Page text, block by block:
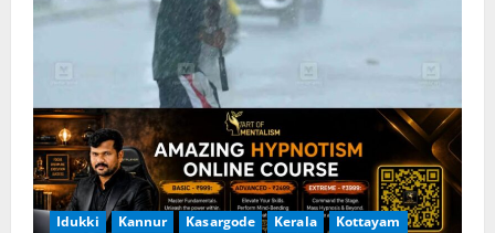
Idukki Kannur Kasargode Kerala
Kottayam